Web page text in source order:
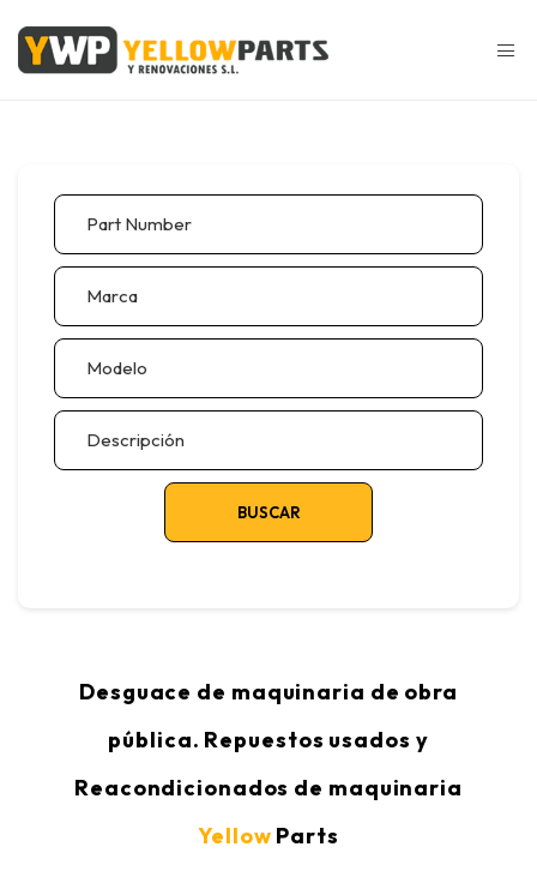
BUSCAR
Desguace de maquinaria de obra
pública. Repuestos usados y
Reacondicionados de maquinaria
Yellow Parts